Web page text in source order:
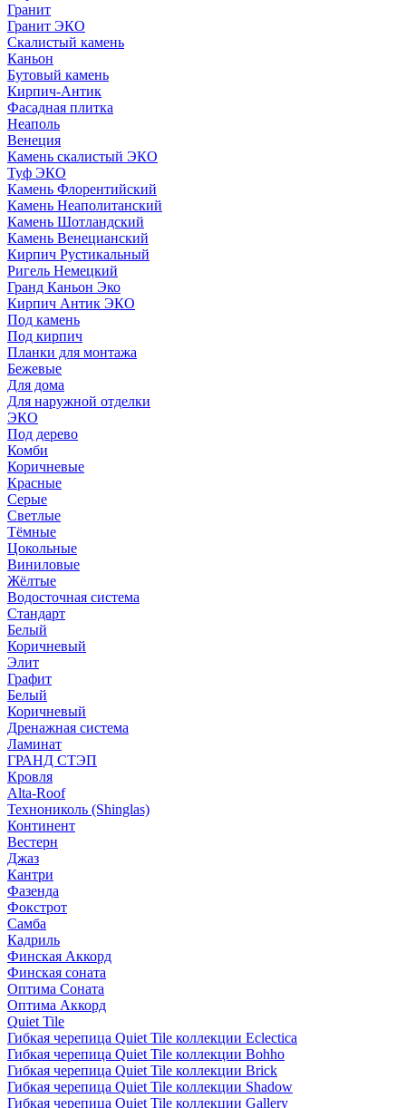
Гранит
Гранит ЭКО
Скалистый камень
Каньон
Бутовый камень
Кирпич-Антик
Фасадная плитка
Неаполь
Венеция
Камень скалистый ЭКО
Туф ЭКО
Камень Флорентийский
Камень Неаполитанский
Камень Шотландский
Камень Венецианский
Кирпич Рустикальный
Ригель Немецкий
Гранд Каньон Эко
Кирпич Антик ЭКО
Под камень
Под кирпич
Планки для монтажа
Бежевые
Для дома
Для наружной отделки
ЭКO
Под дерево
Комби
Коричневые
Красные
Серые
Светлые
Тёмные
Цокольные
Виниловые
Жёлтые
Водосточная система
Стандарт
Белый
Коричневый
Элит
Графит
Белый
Коричневый
Дренажная система
Ламинат
ГРАНД СТЭП
Кровля
Alta-Roof
Технониколь (Shinglas)
Континент
Вестерн
Джаз
Кантри
Фазенда
Фокстрот
Самба
Кадриль
Финская Аккорд
Финская соната
Оптима Соната
Оптима Аккорд
Quiet Tile
Гибкая черепица Quiet Tile коллекции Eclectica
Гибкая черепица Quiet Tile коллекции Bohho
Гибкая черепица Quiet Tile коллекции Brick
Гибкая черепица Quiet Tile коллекции Shadow
Гибкая черепица Quiet Tile коллекции Gallery